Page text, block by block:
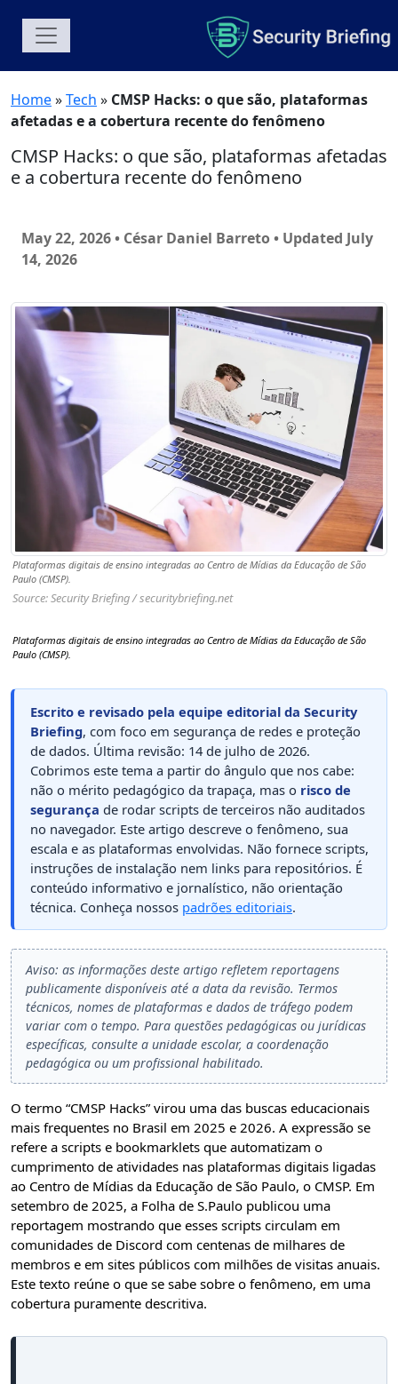
Home»Tech » CMSP Hacks: o que são, plataformas
afetadas e a cobertura recente do fenômeno
CMSP Hacks: o que são, plataformas afetadas
e a cobertura recente do fenômeno
May 22, 2026 • César Daniel Barreto• Updated July
14, 2026
Plataformas digitais de ensino integradas ao Centro de Mídias da Educação de São
Paulo (CMSP).
Source: Security Briefing / securitybriefing.net
Plataformas digitais de ensino integradas ao Centro de Mídias da Educação de São
Paulo (CMSP).
Escrito e revisado pela equipe editorial da Security
Briefing, com foco em segurança de redes e proteção
de dados. Última revisão: 14 de julho de 2026.
Cobrimos este tema a partir do ângulo que nos cabe:
não o mérito pedagógico da trapaça, mas o risco de
segurança de rodar scripts de terceiros não auditados
no navegador. Este artigo descreve o fenômeno, sua
escala e as plataformas envolvidas. Não fornece scripts,
instruções de instalação nem links para repositórios. É
conteúdo informativo e jornalístico, não orientação
técnica. Conheça nossos padrões editoriais.
Aviso: as informações deste artigo refletem reportagens
publicamente disponíveis até a data da revisão. Termos
técnicos, nomes de plataformas e dados de tráfego podem
variar com o tempo. Para questões pedagógicas ou jurídicas
específicas, consulte a unidade escolar, a coordenação
pedagógica ou um profissional habilitado.
O termo “CMSP Hacks” virou uma das buscas educacionais
mais frequentes no Brasil em 2025 e 2026. A expressão se
refere a scripts e bookmarklets que automatizam o
cumprimento de atividades nas plataformas digitais ligadas
ao Centro de Mídias da Educação de São Paulo, o CMSP. Em
setembro de 2025, a Folha de S.Paulo publicou uma
reportagem mostrando que esses scripts circulam em
comunidades de Discord com centenas de milhares de
membros e em sites públicos com milhões de visitas anuais.
Este texto reúne o que se sabe sobre o fenômeno, em uma
cobertura puramente descritiva.